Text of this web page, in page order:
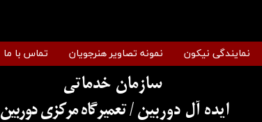
سازمان خدماتی
​​​​​​​ایده آل دوربین / تعمیرگاه مرکزی دوربین
نمایندگی نیکون نمونه تصاویر هنرجویان تماس با ما